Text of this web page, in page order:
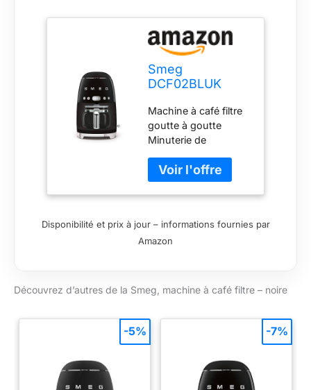
Smeg
DCF02BLUK
goutte à goutte,
mode démarrage
automatique,
filtre réutilisable,
affichage
numérique,
système anti-
d'intensité des
arômes,
Machine à café filtre
goutte à goutte
Minuterie de
automatique
Fonction de maintien
au chaud de 40
tasses Finition noire
Disponibilité et prix à jour – informations fournies par
Amazon
Découvrez d’autres de la Smeg, machine à café filtre – noire
-5% -7%